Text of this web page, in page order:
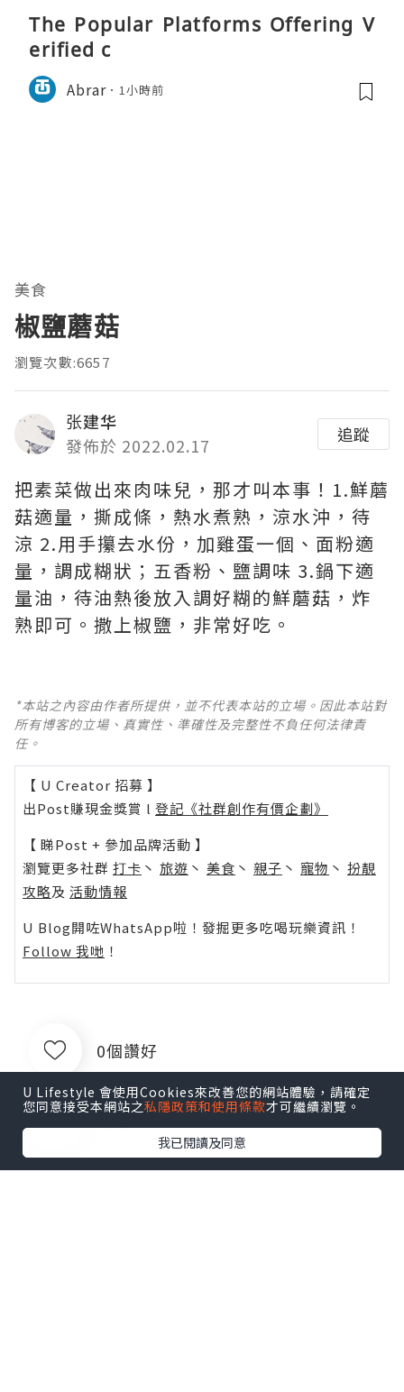
The Popular Platforms Offering V
erified c
Abrar 1小時前
美食
椒鹽蘑菇
瀏覽次數:6657
张建华
發佈於 2022.02.17
追蹤
把素菜做出來肉味兒，那才叫本事！1.鮮蘑
菇適量，撕成條，熱水煮熟，涼水沖，待
涼 2.用手攥去水份，加雞蛋一個、面粉適
量，調成糊狀；五香粉、鹽調味 3.鍋下適
量油，待油熱後放入調好糊的鮮蘑菇，炸
熟即可。撒上椒鹽，非常好吃。 ​​​
*本站之內容由作者所提供，並不代表本站的立場。因此本站對
所有博客的立場、真實性、準確性及完整性不負任何法律責
任。
【 U Creator 招募 】
出Post賺現金獎賞 l 登記《社群創作有價企劃》
【 睇Post + 參加品牌活動 】
瀏覽更多社群 打卡 丶 旅遊 丶 美食 丶 親子 丶 寵物 丶 扮靚
攻略及 活動情報
U Blog開咗WhatsApp啦！發掘更多吃喝玩樂資訊！
Follow 我哋 ！
0個讚好
收藏
U Lifestyle 會使用Cookies來改善您的網站體驗，請確定
您同意接受本網站之私隱政策和使用條款才可繼續瀏覽。
我已閱讀及同意